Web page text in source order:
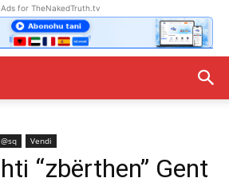
Ads for TheNakedTruth.tv
Vendi
“zbërthen” Gent